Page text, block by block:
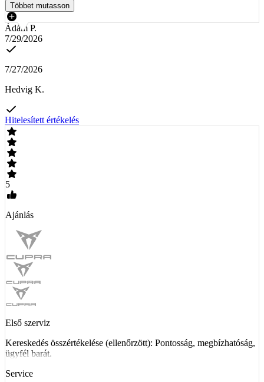
Többet mutasson
Ádám P.
7/29/2026
7/27/2026
Hedvig K.
Hitelesített értékelés
5
Ajánlás
Első szerviz
Kereskedés összértékelése (ellenőrzött): Pontosság, megbízhatóság,
ügyfél barát.
Service